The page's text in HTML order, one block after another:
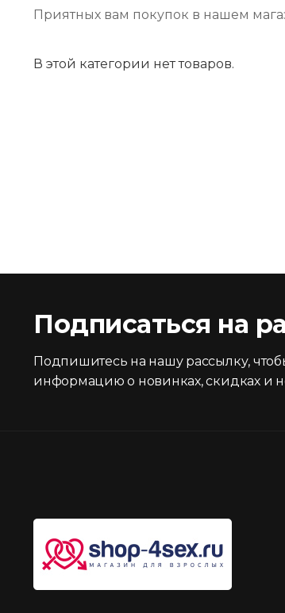
Приятных вам покупок в нашем
В этой категории нет товаров.
Подписаться на
Подпишитесь на нашу рассылку,
информацию о новинках, скидках и